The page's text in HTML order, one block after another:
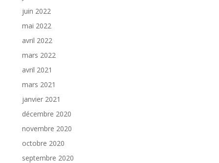
juin 2022
mai 2022
avril 2022
mars 2022
avril 2021
mars 2021
janvier 2021
décembre 2020
novembre 2020
octobre 2020
septembre 2020